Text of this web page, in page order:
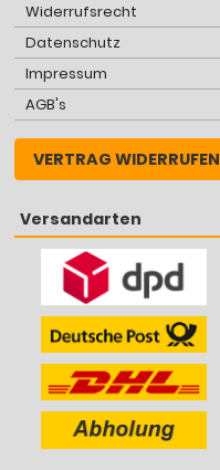
Widerrufsrecht
Datenschutz
Impressum
AGB's
VERTRAG WIDERRUFEN
Versandarten